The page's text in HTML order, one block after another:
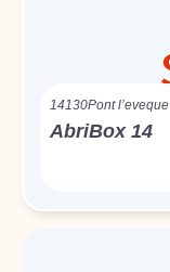
14130Pont l’eveque
AbriBox 14